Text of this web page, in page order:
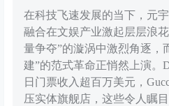
在科技飞速发展的当下，元
融合在文娱产业激起层层浪
量争夺”的漩涡中激烈角逐，
建”的范式革命正悄然上演。
日门票收入超百万美元，
压实体旗舰店，这些令人瞩